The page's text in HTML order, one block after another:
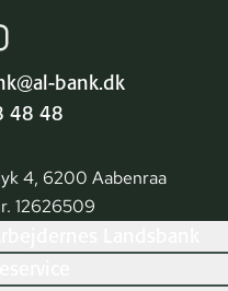
bank.dk
48 48
4, 6200 Aabenraa
12626509